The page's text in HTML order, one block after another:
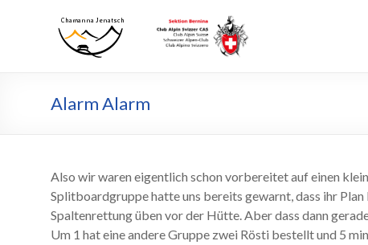
Chamanna
Jenatsch
Chamanna
Jenatsch
Alarm Alarm
Also wir waren eigentlich schon vorbereitet auf einen
Splitboardgruppe hatte uns bereits gewarnt, dass ihr
Spaltenrettung üben vor der Hütte. Aber dass dann
Um 1 hat eine andere Gruppe zwei Rösti bestellt und 5